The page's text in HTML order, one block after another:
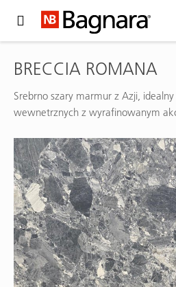
BRECCIA ROMANA
Srebrno szary marmur z Azji,
wewnetrznych z wyrafinowanym